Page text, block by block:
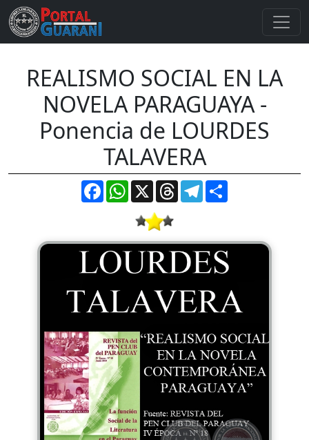
REALISMO SOCIAL EN LA
NOVELA PARAGUAYA -
Ponencia de LOURDES
TALAVERA
FacebookWhatsApp
X ThreadsTelegram